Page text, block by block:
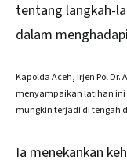
tentang langkah-
dalam
Kapolda Aceh, Irjen Pol
menyampaikan latihan ini
mungkin terjadi di tengah
Ia menekankan